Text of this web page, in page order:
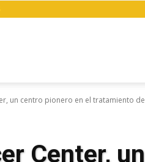
un centro pionero en el tratamiento
Center,